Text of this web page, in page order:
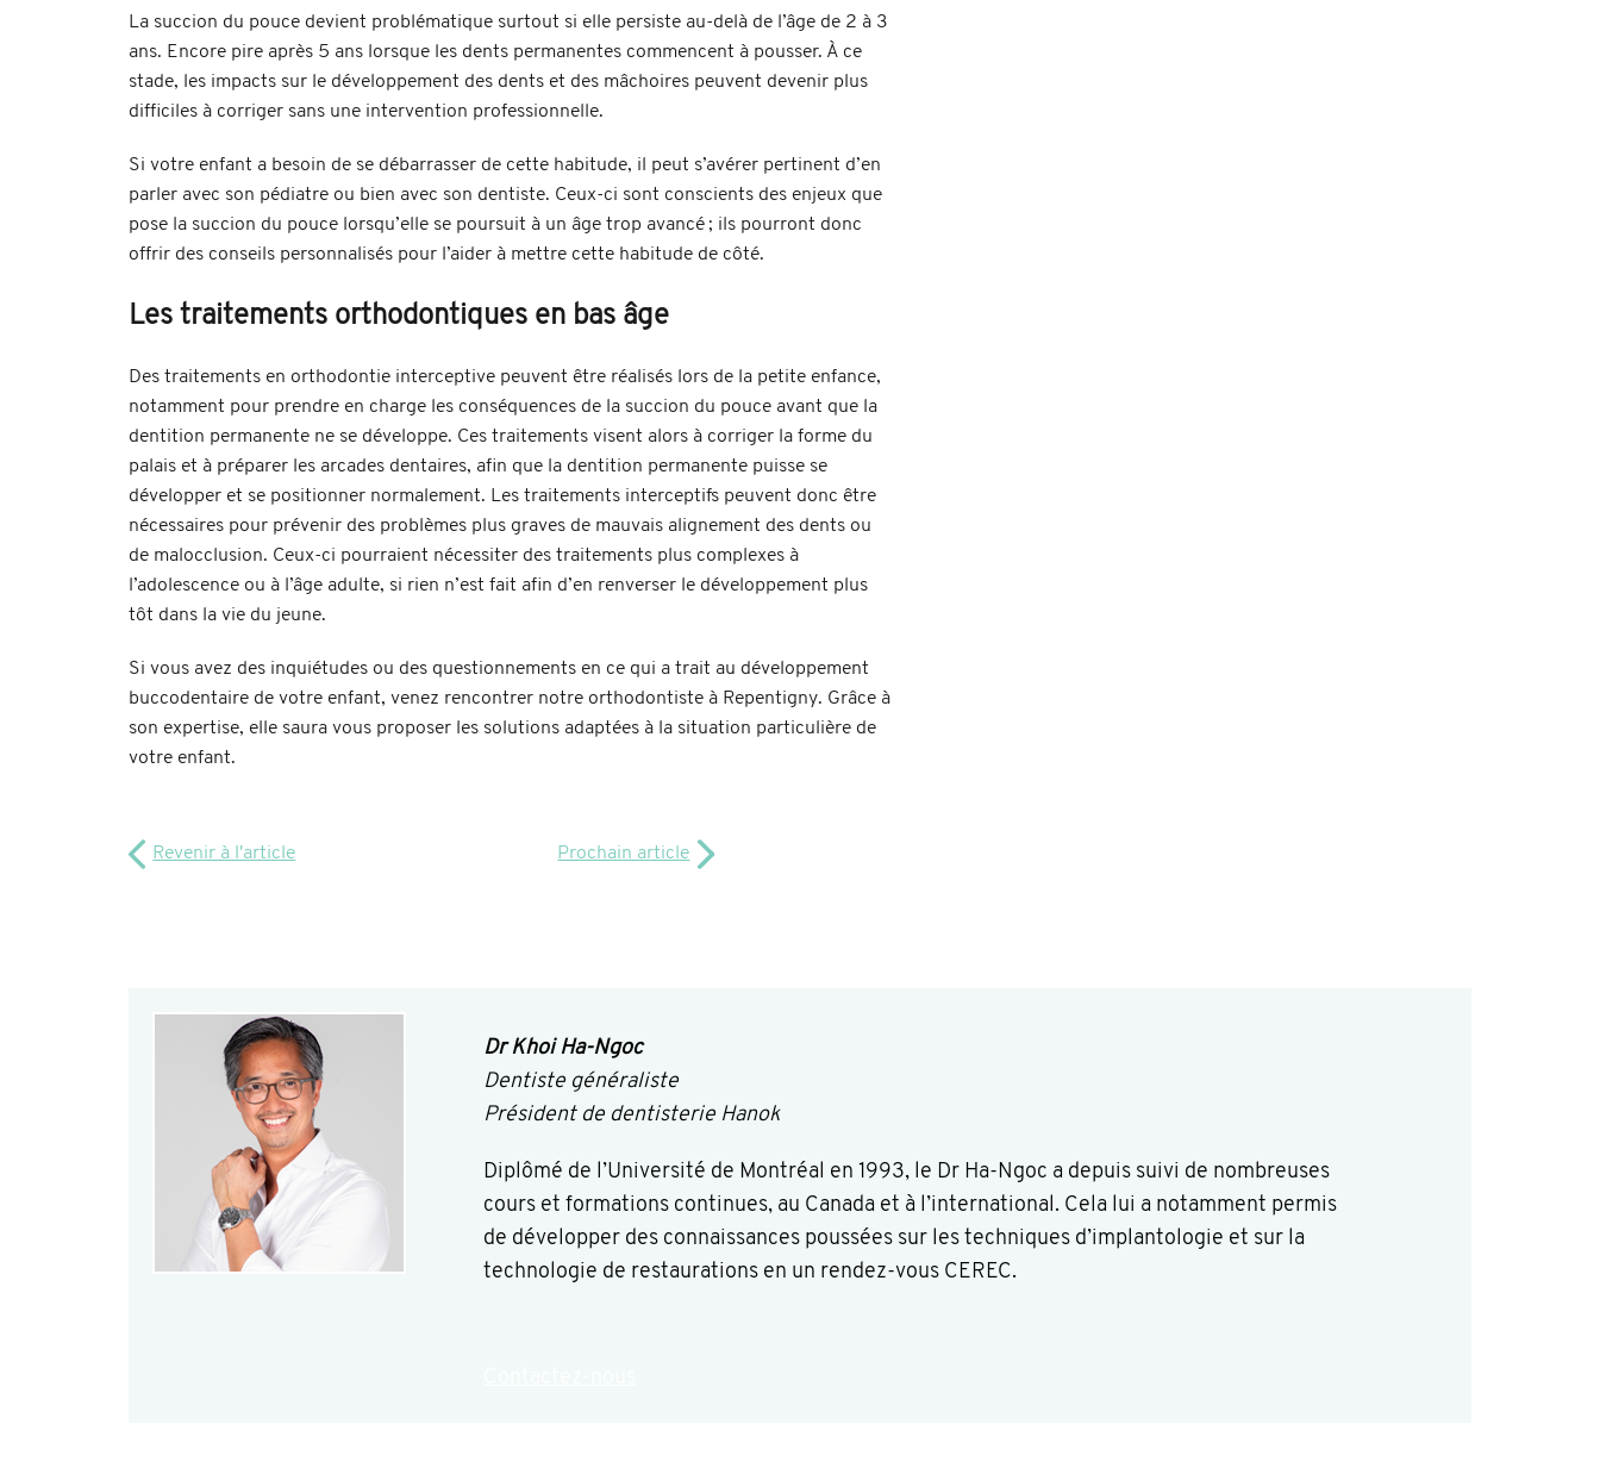
La succion du pouce devient problématique surtout si elle persiste au-delà de l’âge de 2 à 3
ans. Encore pire après 5 ans lorsque les dents permanentes commencent à pousser. À ce
stade, les impacts sur le développement des dents et des mâchoires peuvent devenir plus
difficiles à corriger sans une intervention professionnelle.
Si votre enfant a besoin de se débarrasser de cette habitude, il peut s’avérer pertinent d’en
parler avec son pédiatre ou bien avec son dentiste. Ceux-ci sont conscients des enjeux que
pose la succion du pouce lorsqu’elle se poursuit à un âge trop avancé ; ils pourront donc
offrir des conseils personnalisés pour l’aider à mettre cette habitude de côté.
Les traitements orthodontiques en bas âge
Des traitements en orthodontie interceptive peuvent être réalisés lors de la petite enfance,
notamment pour prendre en charge les conséquences de la succion du pouce avant que la
dentition permanente ne se développe. Ces traitements visent alors à corriger la forme du
palais et à préparer les arcades dentaires, afin que la dentition permanente puisse se
développer et se positionner normalement. Les traitements interceptifs peuvent donc être
nécessaires pour prévenir des problèmes plus graves de mauvais alignement des dents ou
de malocclusion. Ceux-ci pourraient nécessiter des traitements plus complexes à
l’adolescence ou à l’âge adulte, si rien n’est fait afin d’en renverser le développement plus
tôt dans la vie du jeune.
Si vous avez des inquiétudes ou des questionnements en ce qui a trait au développement
buccodentaire de votre enfant, venez rencontrer notre orthodontiste à Repentigny. Grâce à
son expertise, elle saura vous proposer les solutions adaptées à la situation particulière de
votre enfant.
Revenir à l'article Prochain article
Dr Khoi Ha-Ngoc
Dentiste généraliste
Président de dentisterie Hanok
Diplômé de l’Université de Montréal en 1993, le Dr Ha-Ngoc a depuis suivi de nombreuses
cours et formations continues, au Canada et à l’international. Cela lui a notamment permis
de développer des connaissances poussées sur les techniques d’implantologie et sur la
technologie de restaurations en un rendez-vous CEREC.